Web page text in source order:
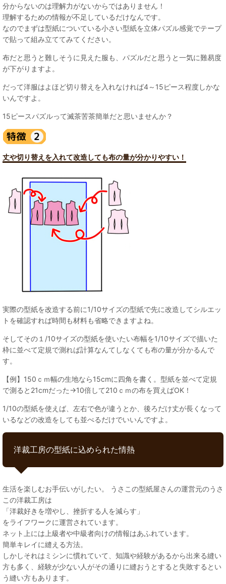
分からないのは理解力がないからではありません！
理解するための情報が不足しているだけなんです。
なのでまずは型紙についている小さい型紙を立体パズル感覚でテープ
で貼って組み立ててみてください。
布だと思うと難しそうに見えた服も、パズルだと思うと一気に難易度
が下がりますよ。
だって洋服はよほど切り替えを入れなければ4～15ピース程度しかな
いんですよ。
15ピースパズルって滅茶苦茶簡単だと思いませんか？
丈や切り替えを入れて改造しても布の量が分かりやすい！
実際の型紙を改造する前に1/10サイズの型紙で先に改造してシルエッ
トを確認すれば時間も材料も省略できますよね。
そしてその１/10サイズの型紙を使いたい布幅を1/10サイズで描いた
枠に並べて定規で測れば計算なんてしなくても布の量が分かるんで
す。
【例】150ｃｍ幅の生地なら15cmに四角を書く。型紙を並べて定規
で測ると21cmだった→10倍して210ｃｍの布を買えばOK！
1/10の型紙を使えば、左右で色が違うとか、後ろだけ丈が長くなって
いるなどの改造をしても並べるだけでいいんですよ。
洋裁工房の型紙に込められた情熱
生活を楽しむお手伝いがしたい。 うさこの型紙屋さんの運営元のうさ
この洋裁工房は
「洋裁好きを増やし、挫折する人を減らす」
をライフワークに運営されています。
ネット上には上級者や中級者向けの情報はあふれています。
簡単キレイに縫える方法。
しかしそれはミシンに慣れていて、知識や経験があるから出来る縫い
方も多く、経験が少ない人がその通りに縫おうとすると失敗するとい
う縫い方もあります。